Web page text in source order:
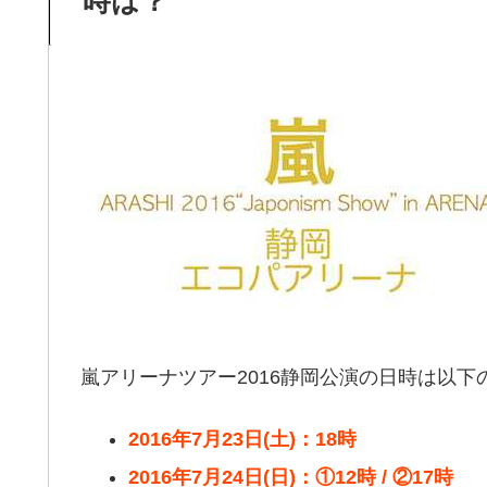
嵐アリーナツアー2016静岡公演の日時は以下
2016年7月23日(土)：18時
2016年7月24日(日)：①12時 / ②17時